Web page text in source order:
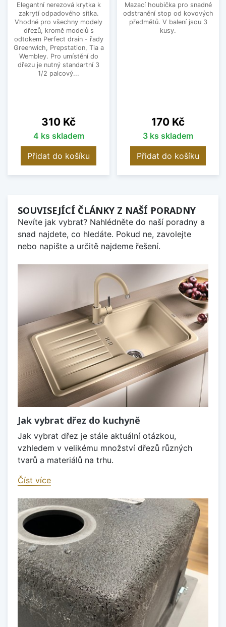
Elegantní nerezová krytka k
zakrytí odpadového sítka.
Vhodné pro všechny modely
dřezů, kromě modelů s
odtokem Perfect drain - řady
Greenwich, Prepstation, Tia a
Wembley. Pro umístění do
dřezu je nutný standartní 3
1/2 palcový...
Cena
310 Kč
4 ks skladem
Přidat do košíku
Mazací houbička pro snadné
odstranění stop od kovových
předmětů. V balení jsou 3
kusy.
Cena
170 Kč
3 ks skladem
Přidat do košíku
SOUVISEJÍCÍ ČLÁNKY Z NAŠÍ PORADNY
Nevíte jak vybrat? Nahlédněte do naší poradny a
snad najdete, co hledáte. Pokud ne, zavolejte
nebo napište a určitě najdeme řešení.
Jak vybrat dřez do kuchyně
Jak vybrat dřez je stále aktuální otázkou,
vzhledem v velikému množství dřezů různých
tvarů a materiálů na trhu.
Číst více